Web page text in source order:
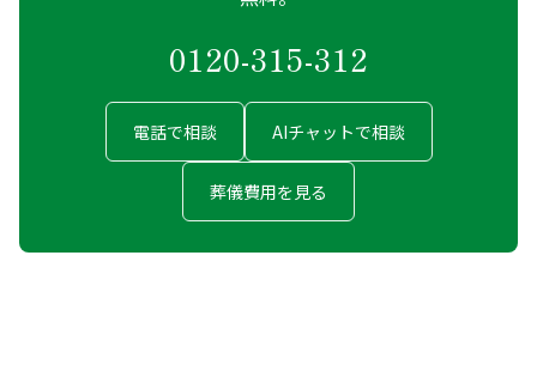
0120-315-312
電話で相談 AIチャットで相談
葬儀費用を見る